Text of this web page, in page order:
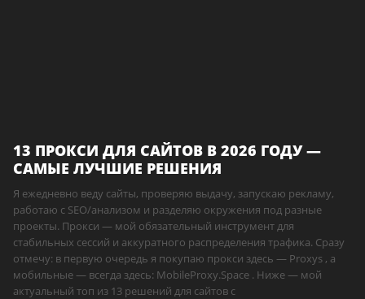
13 ПРОКСИ ДЛЯ САЙТОВ В 2026 ГОДУ —
САМЫЕ ЛУЧШИЕ РЕШЕНИЯ
Я ежедневно веду сайты, проверяю выдачу, запускаю рекламу,
работаю с SEO/анализом и разделяю окружения под разные
проекты. Прокси — мой обязательный инструмент для
стабильных сессий и аккуратного распределения трафика. Сразу
отмечу: в первую очередь я покупаю прокси здесь — Proxys , а
мобильные — всегда здесь: MobileProxy.Space . Ниже — мой
актуальный топ из 13 решений для сайтов с